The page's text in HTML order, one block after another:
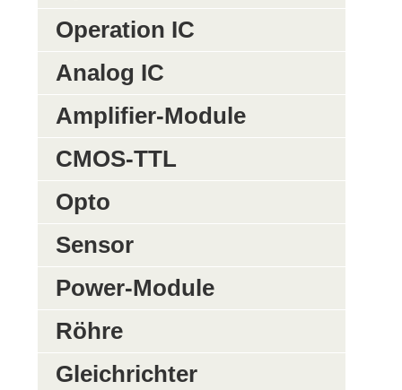
Operation IC
Analog IC
Amplifier-Module
CMOS-TTL
Opto
Sensor
Power-Module
Röhre
Gleichrichter